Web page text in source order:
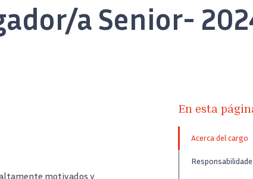
a Senior-
motivados y
En esta
Acerca del cargo